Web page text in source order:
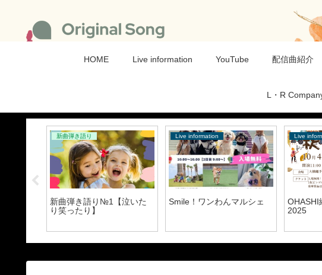
HOME Live information YouTube 配信曲紹介
L・R
新曲弾き語り
新曲弾き語り№1【泣いた
り笑ったり】
Live information
Smile！ワンわんマルシェ
Live
2025